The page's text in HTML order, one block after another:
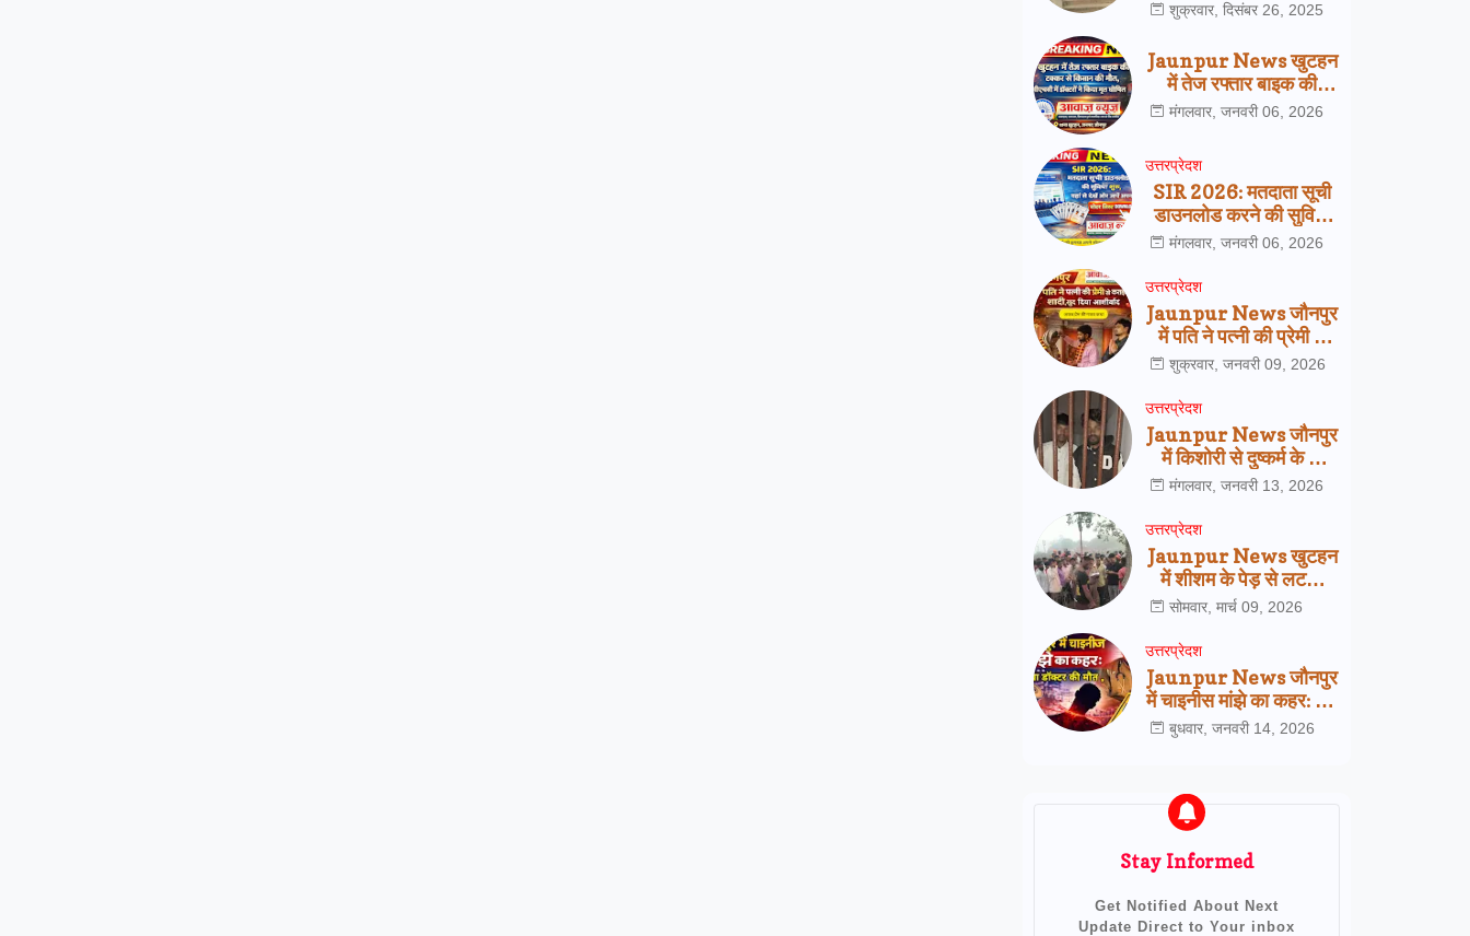
हत्या से हड़कंप, पुलिस जांच
शुक्रवार, दिसंबर 26, 2025
Jaunpur News खुटहन
में तेज रफ्तार बाइक की
टक्कर से किसान की मौत,
मंगलवार, जनवरी 06, 2026
उत्तरप्रेदश
SIR 2026: मतदाता सूची
डाउनलोड करने की सुविधा
शुरू, यहां से देखें अपना नाम
मंगलवार, जनवरी 06, 2026
उत्तरप्रेदश
Jaunpur News जौनपुर
में पति ने पत्नी की प्रेमी से
कराई शादी, खुद दिया
शुक्रवार, जनवरी 09, 2026
उत्तरप्रेदश
Jaunpur News जौनपुर
में किशोरी से दुष्कर्म के दो
आरोपी गिरफ्तार,
मंगलवार, जनवरी 13, 2026
उत्तरप्रेदश
Jaunpur News खुटहन
में शीशम के पेड़ से लटका
मिला इलेक्ट्रीशियन का शव,
सोमवार, मार्च 09, 2026
उत्तरप्रेदश
Jaunpur News जौनपुर
में चाइनीस मांझे का कहर: 25
वर्षीय डॉक्टर की दर्दनाक
मौत, प्रशासन की रोक
बुधवार, जनवरी 14, 2026
Stay Informed
Get Notified About Next
Update Direct to Your inbox